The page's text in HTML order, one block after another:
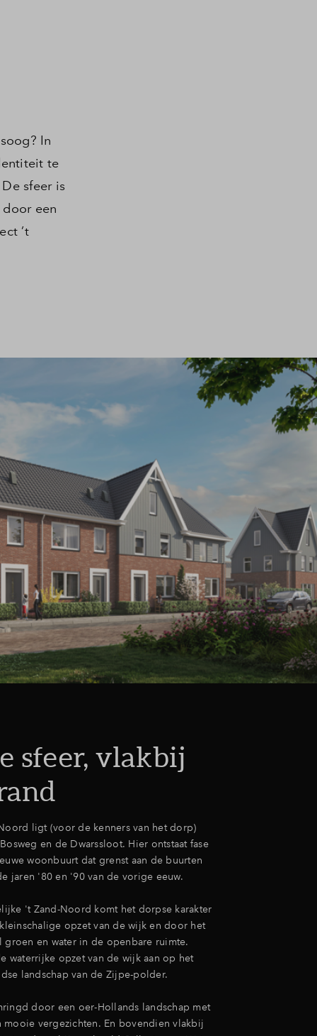
In
te
sfeer is
een
’t
sfeer, vlakbij
ligt (voor de kenners van het dorp)
en de Dwarssloot. Hier ontstaat fase
woonbuurt dat grenst aan de buurten
jaren '80 en '90 van de vorige eeuw.
't Zand-Noord komt het dorpse karakter
opzet van de wijk en door het
groen en water in de openbare ruimte.
waterrijke opzet van de wijk aan op het
landschap van de Zijpe-polder.
door een oer-Hollands landschap met
vergezichten. En bovendien vlakbij